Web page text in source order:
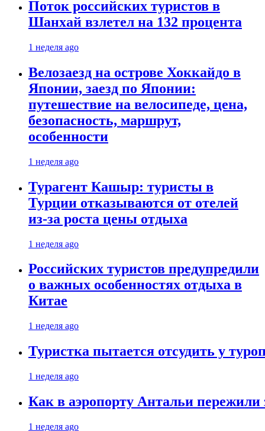
Поток российских туристов в
Шанхай взлетел на 132 процента
1 неделя ago
Велозаезд на острове Хоккайдо в
Японии, заезд по Японии:
путешествие на велосипеде, цена,
безопасность, маршрут,
особенности
1 неделя ago
Турагент Кашыр: туристы в
Турции отказываются от отелей
из-за роста цены отдыха
1 неделя ago
Российских туристов предупредили
о важных особенностях отдыха в
Китае
1 неделя ago
Туристка пытается отсудить у
1 неделя ago
Как в аэропорту Антальи
1 неделя ago